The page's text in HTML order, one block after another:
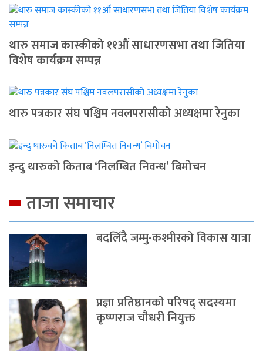
थारु समाज कास्कीको ११औं साधारणसभा तथा जितिया
विशेष कार्यक्रम सम्पन्न
थारु पत्रकार संघ पश्चिम नवलपरासीको अध्यक्षमा रेनुका
इन्दु थारुको किताब ‘निलम्बित निवन्ध’ बिमोचन
ताजा समाचार
बदलिँदै जम्मु-कश्मीरको विकास यात्रा
प्रज्ञा प्रतिष्ठानको परिषद् सदस्यमा
कृष्णराज चौधरी नियुक्त